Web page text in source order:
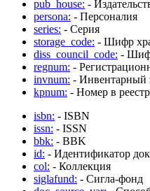
pub_house: -
persona: - Персоналия
series: - Серия
storage_code: - Шифр
diss_council_code: -
regnum: -
invnum: - Инвентарный
kpnum: - Номер в
isbn: - ISBN
issn: - ISSN
bbk: - BBK
id: - Идентификатор
col: - Коллекция
siglafund: - Сигла-фонд